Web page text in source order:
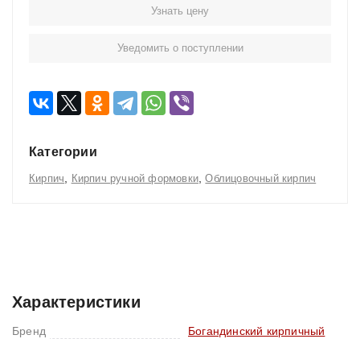
Узнать цену
Уведомить о поступлении
Категории
Кирпич Кирпич ручной формовки ,Облицовочный кирпич
Характеристики
Бренд
Богандинский кирпичный